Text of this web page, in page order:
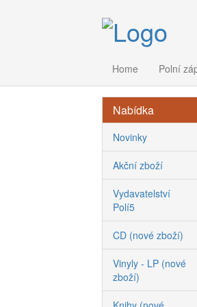
Home Polní
Nabídka
Novinky
Akční zboží
Vydavatelství
Polí5
CD (nové zboží)
Vinyly - LP (nové
zboží)